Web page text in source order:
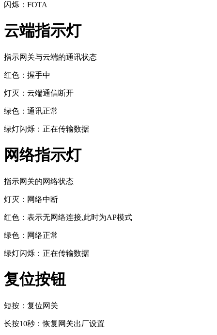
闪烁：FOTA
云端指示灯
指示网关与云端的通讯状态
红色：握手中
灯灭：云端通信断开
绿色：通讯正常
绿灯闪烁：正在传输数据
网络指示灯
指示网关的网络状态
灯灭：网络中断
红色：表示无网络连接,此时为AP模式
绿色：网络正常
绿灯闪烁：正在传输数据
复位按钮
短按：复位网关
长按10秒：恢复网关出厂设置